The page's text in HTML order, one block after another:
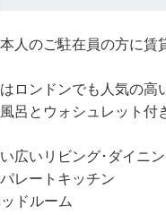
人のご駐在員の方に賃
ロンドンでも人気の
呂とウォシュレット付
広いリビング･ダイニ
レートキッチン
ドルーム